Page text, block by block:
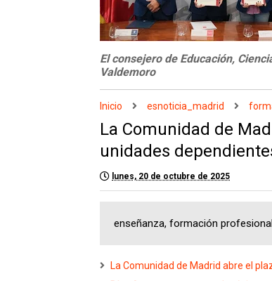
El consejero de Educación,
Valdemoro
Inicio esnoticia_madrid
La Comunidad de
unidades
lunes, 20 de octubre de 2025
enseñanza, formación
La Comunidad de Madrid abre el